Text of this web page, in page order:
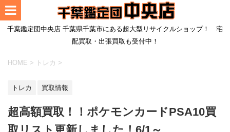
千葉鑑定団中央店 千葉県千葉市にある超大型リサイクルショップ！ 宅
配買取・出張買取も受付中！
HOME > トレカ >
トレカ 買取情報
超高額買取！！ポケモンカードPSA10買